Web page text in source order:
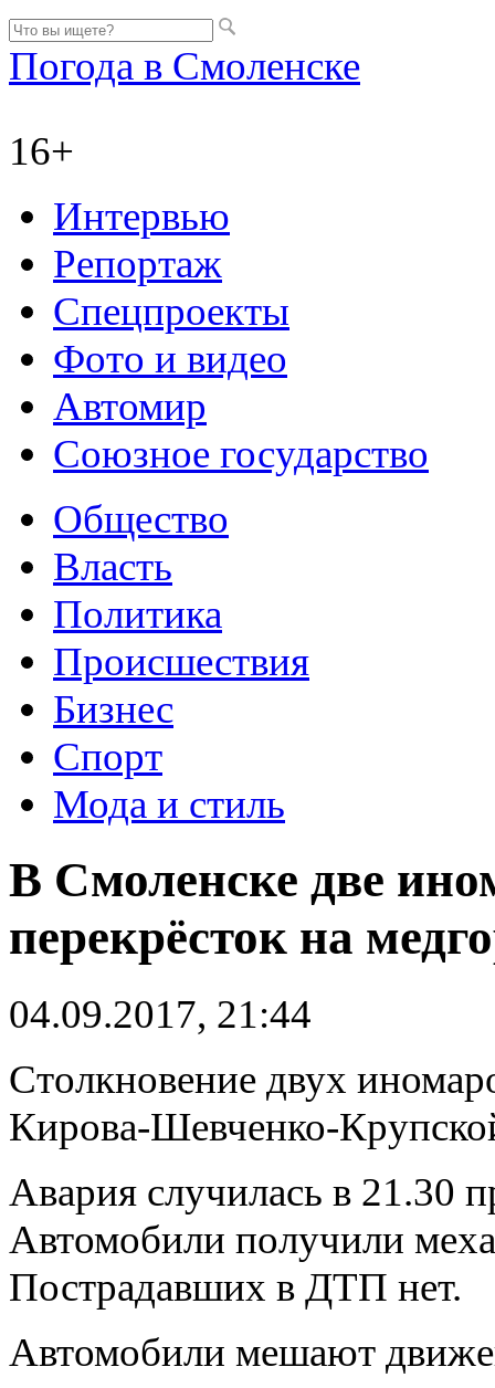
Погода в Смоленске
16+
Интервью
Репортаж
Спецпроекты
Фото и видео
Автомир
Союзное государство
Общество
Власть
Политика
Происшествия
Бизнес
Спорт
Мода и стиль
В Смоленске две
перекрёсток на
04.09.2017, 21:44
Столкновение двух
Кирова-Шевченко-
Авария случилась в 21.30
Автомобили получили
Пострадавших в ДТП нет.
Автомобили мешают